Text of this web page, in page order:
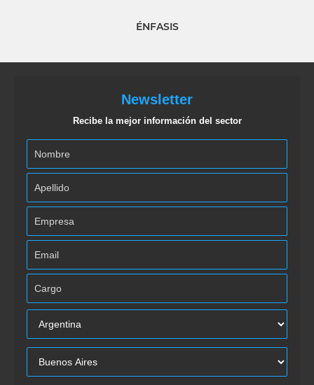
ÉNFASIS
Newsletter
Recibe la mejor información del sector